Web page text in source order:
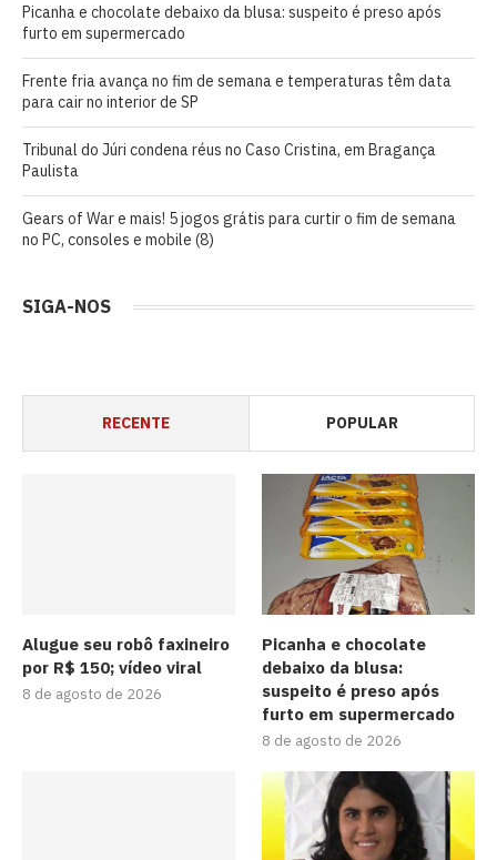
Picanha e chocolate debaixo da blusa: suspeito é preso após
furto em supermercado
Frente fria avança no fim de semana e temperaturas têm data
para cair no interior de SP
Tribunal do Júri condena réus no Caso Cristina, em Bragança
Paulista
Gears of War e mais! 5 jogos grátis para curtir o fim de semana
no PC, consoles e mobile (8)
SIGA-NOS
RECENTE POPULAR
Alugue seu robô faxineiro
por R$ 150; vídeo viral
8 de agosto de 2026
Picanha e chocolate
debaixo da blusa:
suspeito é preso após
furto em supermercado
8 de agosto de 2026